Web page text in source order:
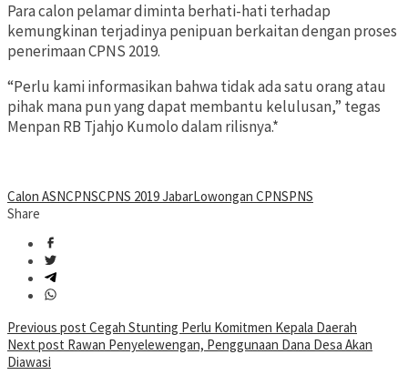
Para calon pelamar diminta berhati-hati terhadap
kemungkinan terjadinya penipuan berkaitan dengan proses
penerimaan CPNS 2019.
“Perlu kami informasikan bahwa tidak ada satu orang atau
pihak mana pun yang dapat membantu kelulusan,” tegas
Menpan RB Tjahjo Kumolo dalam rilisnya.*
Calon ASNCPNSCPNS 2019 JabarLowongan CPNSPNS
Share
Post
navigation
Previous post Cegah Stunting Perlu Komitmen Kepala Daerah
Next post Rawan Penyelewengan, Penggunaan Dana Desa Akan
Diawasi